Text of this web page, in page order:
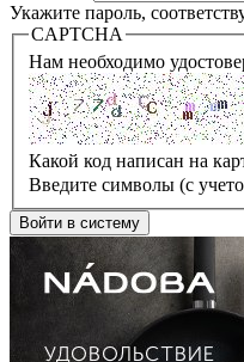
Укажите пароль,
CAPTCHA
Нам необходимо
Какой код написан на
Введите символы (с